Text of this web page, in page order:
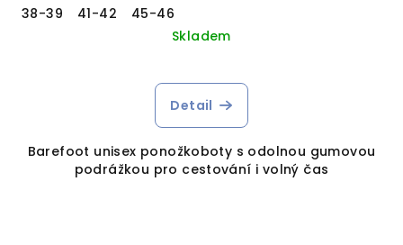
38-39
41-42
45-46
Skladem
Detail
Barefoot unisex ponožkoboty s odolnou gumovou
podrážkou pro cestování i volný čas